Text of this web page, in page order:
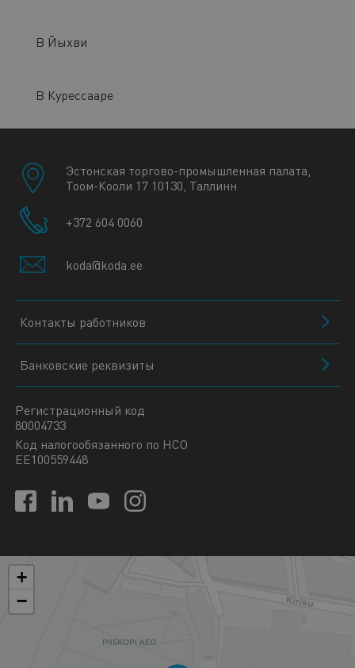
В Йыхви
В Курессааре
Эстонская торгово-промышленная палата,
Тоом-Кооли 17 10130, Таллинн
+372 604 0060
koda@koda.ee
Контакты работников
Банковские реквизиты
Регистрационный код
80004733
Код налогообязанного по НСО
EE100559448
+
−